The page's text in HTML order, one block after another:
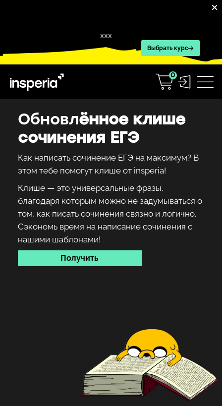
XXX
Выбрать курс
0
Обновлённое клише
сочинения ЕГЭ
Как написать сочинение ЕГЭ на максимум? В
этом тебе помогут клише от insperia!
Клише — это универсальные фразы,
благодаря которым можно не задумываться о
том, как писать сочинения связно и логично.
Сэкономь время на написание сочинения с
нашими шаблонами!
Получить